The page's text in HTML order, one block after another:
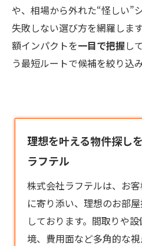
や、相場から外れた“怪しい”
失敗しない選び方を網羅しま
額インパクトを一目で把握し
う最短ルートで候補を絞り込
理想を叶える物件探し
ラフテル
株式会社ラフテルは、お
に寄り添い、理想のお部
しております。間取りや
境、費用面など多角的な